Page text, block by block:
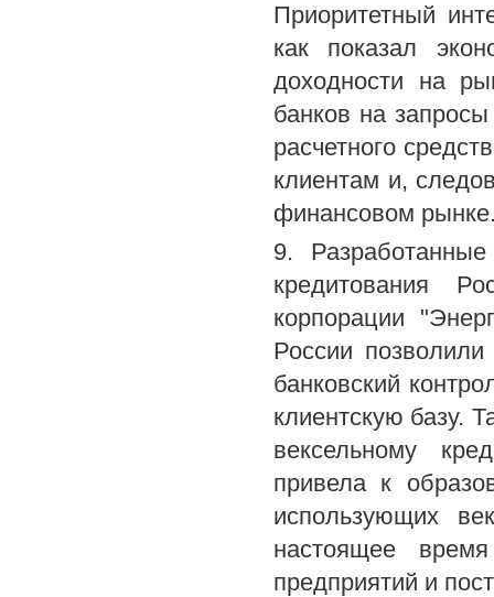
Приоритетный
как показал
доходности на
банков на
расчетного
клиентам и,
финансовом
9.
кредитования
корпорации
России позволили
банковский
клиентскую базу.
вексельному
привела к
использующих
настоящее
предприятий и